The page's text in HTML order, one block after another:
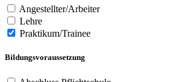
Angestellter/Arbeiter
Lehre
Praktikum/Trainee
Bildungsvoraussetzung